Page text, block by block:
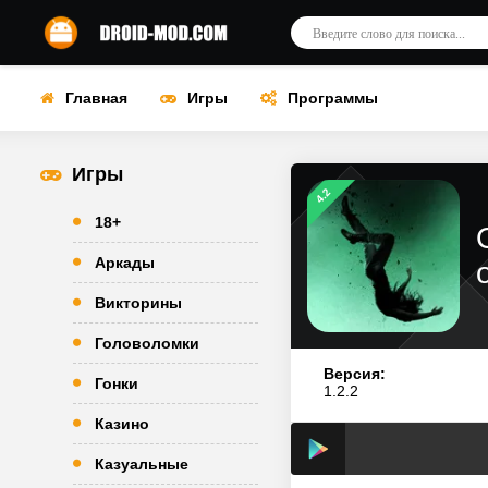
Главная Игры Программы
Игры
18+
Аркады
Викторины
Головоломки
Гонки
Казино
Казуальные
4.2
Версия:
1.2.2